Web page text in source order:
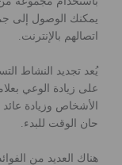
يمكنك الوصول إلى
اتصالهم بالإنترنت.
يُعد تجديد النشاط
على زيادة الوعي
الأشخاص وزيادة
حان الوقت للبدء.
هناك العديد من